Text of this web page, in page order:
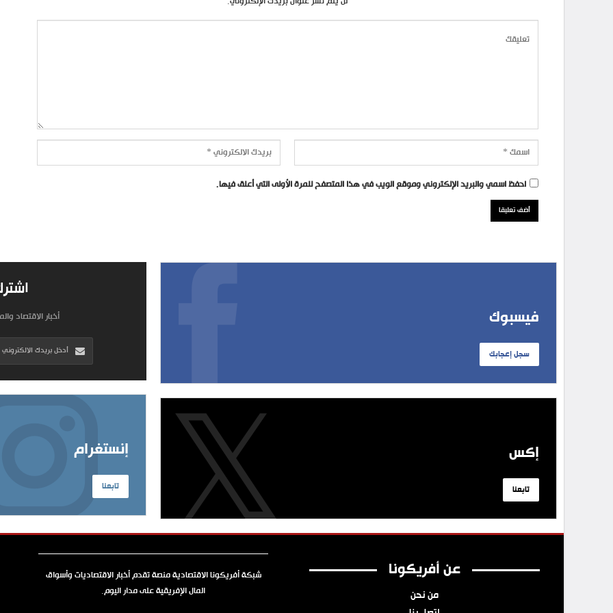
احفظ اسمي والبريد الإلكتروني وموقع الويب في هذا المتصفح للمرة الأولى التي أعلق فيها.
فيسبوك
سجل إعجابك
إكس
تابعنا
أخبار الاقتصاد
إنستغرام
تابعنا
عن أفريكونا
من نحن
شبكة أفريكونا الاقتصادية منصة تقدم أخبار الاقتصاديات وأسواق
المال الإفريقية على مدار اليوم.